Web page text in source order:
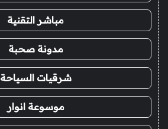
مباشر التقنية
مدونة صحبة
شرقيات السياحة
موسوعة انوار